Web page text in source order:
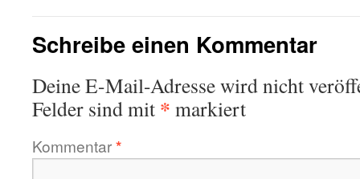
Schreibe einen Kommentar
Deine E-Mail-Adresse wird nicht
Felder sind mit * markiert
Kommentar*